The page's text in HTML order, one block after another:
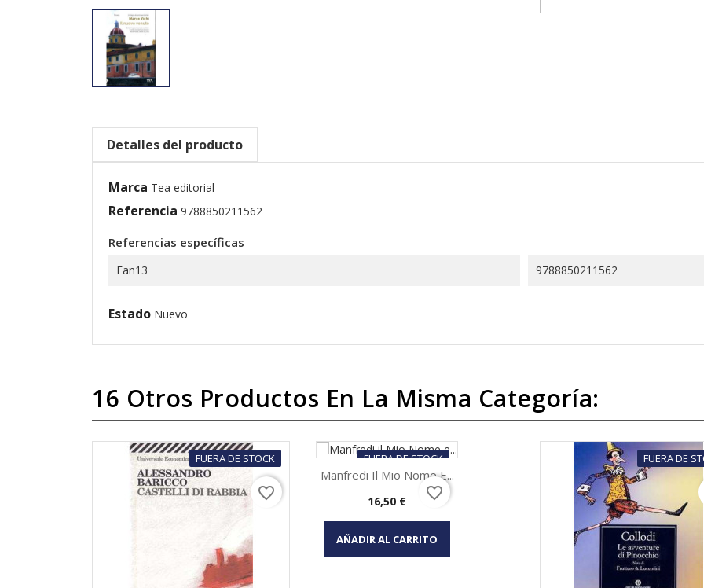
Detalles del producto
Marca Tea editorial
Referencia 9788850211562
Referencias específicas
Ean13 9788850211562
Estado Nuevo
16 Otros Productos En La Misma Categoría:
FUERA DE STOCK
favorite_border
FUERA DE STOCK
Vista rápida
Manfredi Il Mio Nome E...
Precio
16,50 €
AÑADIR AL CARRITO
favorite_border
FUERA DE